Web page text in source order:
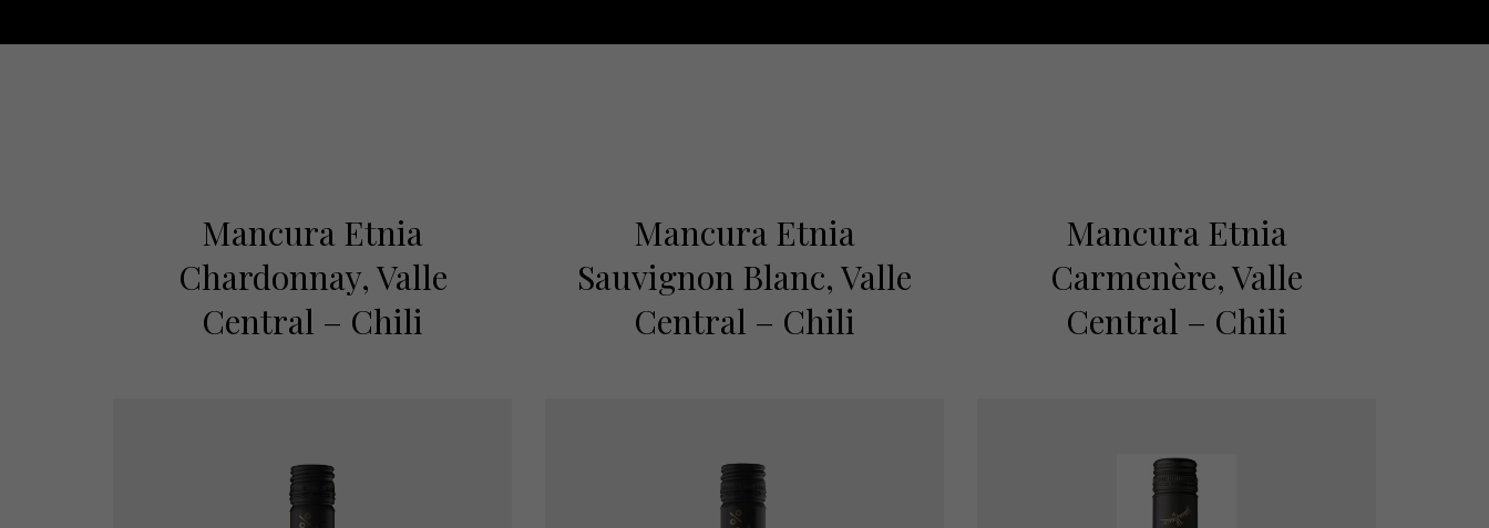
Mancura Etnia
Chardonnay, Valle
Central – Chili
Mancura Etnia
Sauvignon Blanc, Valle
Central – Chili
Mancura Etnia
Carmenère, Valle
Central – Chili